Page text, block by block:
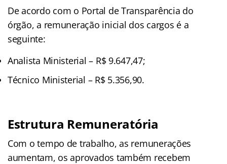
De acordo com o Portal de Transparência do
órgão, a remuneração inicial dos cargos é a
seguinte:
Analista Ministerial – R$ 9.647,47;
Técnico Ministerial – R$ 5.356,90.
Estrutura Remuneratória
Com o tempo de trabalho, as remunerações
aumentam, os aprovados também recebem